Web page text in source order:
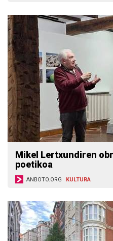
Mikel Lertxundiren
poetikoa
ANBOTO.ORG KULTURA